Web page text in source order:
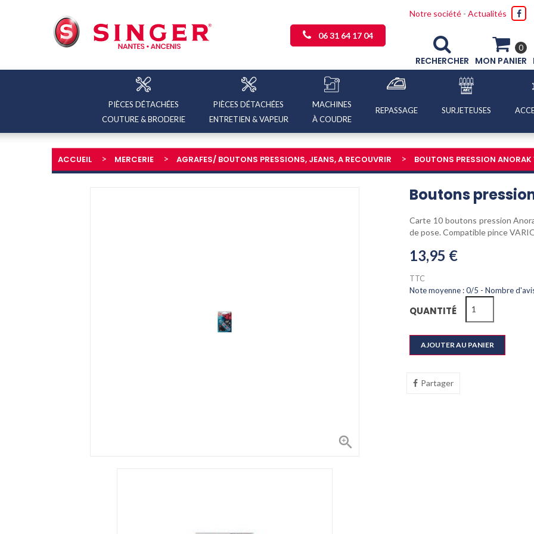
06 31 64 17 04
Notre société - Actualités
RECHERCHER
0
MON PANIER
PIÈCES DÉTACHÉES
COUTURE & BRODERIE
PIÈCES DÉTACHÉES
ENTRETIEN & VAPEUR
MACHINES
À COUDRE
REPASSAGE SURJETEUSES
ACCUEIL MERCERIE AGRAFES/ BOUTONS PRESSIONS, JEANS, A RECOUVRIR BOUTONS PRESSION

Boutons
Carte 10 boutons pression
de pose. Compatible pince
13,95 €
TTC
Note moyenne :0/5 - Nombre
QUANTITÉ
AJOUTER AU PANIER
Partager